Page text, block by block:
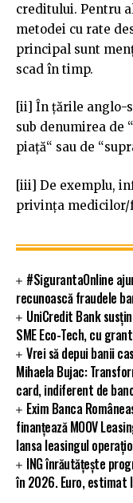
creditului. Pentru
metodei cu rate
principal sunt
scad în timp.
[ii] În țările anglo-
sub denumirea de
piață“ sau de
[iii] De exemplu,
privința medicilor/
#SigurantaOnline
recunoască fraudele
UniCredit Bank
SME Eco-Tech, cu
Vrei să depui banii
Mihaela Bujac:
card, indiferent de
Exim Banca
finanțează MOOV
lansa leasingul
ING înrăutățește
în 2026. Euro, estimat